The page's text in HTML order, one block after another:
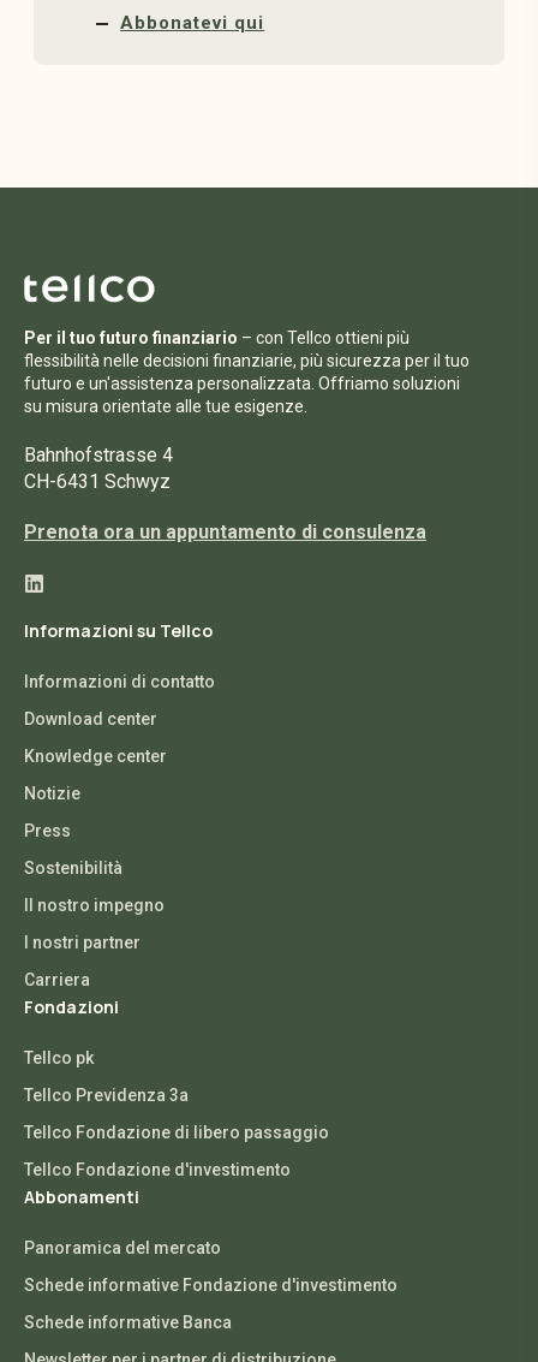
Abbonatevi qui
Per il tuo futuro finanziario – con Tellco ottieni più
flessibilità nelle decisioni finanziarie, più sicurezza per il tuo
futuro e un'assistenza personalizzata. Offriamo soluzioni
su misura orientate alle tue esigenze.
Bahnhofstrasse 4
CH-6431 Schwyz
Prenota ora un appuntamento di consulenza
Informazioni su Tellco
Informazioni di contatto
Download center
Knowledge center
Notizie
Press
Sostenibilità
Il nostro impegno
I nostri partner
Carriera
Fondazioni
Tellco pk
Tellco Previdenza 3a
Tellco Fondazione di libero passaggio
Tellco Fondazione d'investimento
Abbonamenti
Panoramica del mercato
Schede informative Fondazione d'investimento
Schede informative Banca